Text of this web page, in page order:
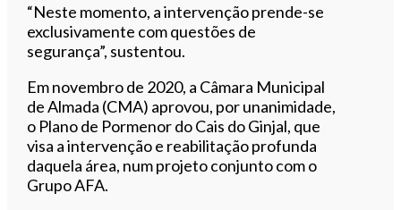
“Neste momento, a intervenção prende-se
exclusivamente com questões de
segurança”, sustentou.
Em novembro de 2020, a Câmara Municipal
de Almada (CMA) aprovou, por unanimidade,
o Plano de Pormenor do Cais do Ginjal, que
visa a intervenção e reabilitação profunda
daquela área, num projeto conjunto com o
Grupo AFA.